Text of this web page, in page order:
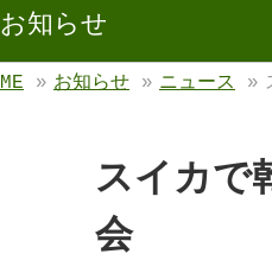
お知らせ
» お知らせ» ニュース »
スイカ
会